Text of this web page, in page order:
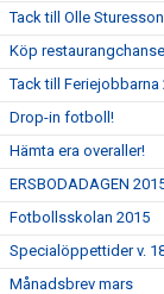
Tack till Olle
Köp
Tack till Feriejobbarna
Drop-in fotboll!
Hämta era overaller!
ERSBODADAGEN
Fotbollsskolan 2015
Specialöppettider v.
Månadsbrev mars